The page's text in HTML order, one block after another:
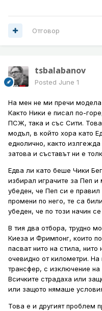
Отговор
tsbalabanov
Posted June 1
На мен не ми пречи модела
Както Ники е писал по-
ПСЖ, така и със Сити.
модъл, в който хора като
еднолично, както
затова и съставът ни е
Едва ли като беше Чики
избирал играчите за Пеп
убеден, че Пеп си е
промени по него, те са
убеден, че по този начин
В тия два отбора, трудно
Киеза и Фримпонг, които
пасват нито на стила,
очевидно от километри. На
трансфер, с изключение на
Всичките страдаха или
или защото нямаше
Това е и другият проблем